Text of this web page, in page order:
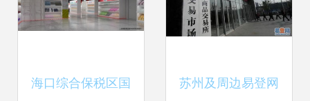
海口综合保税区国 苏州及周边易登网